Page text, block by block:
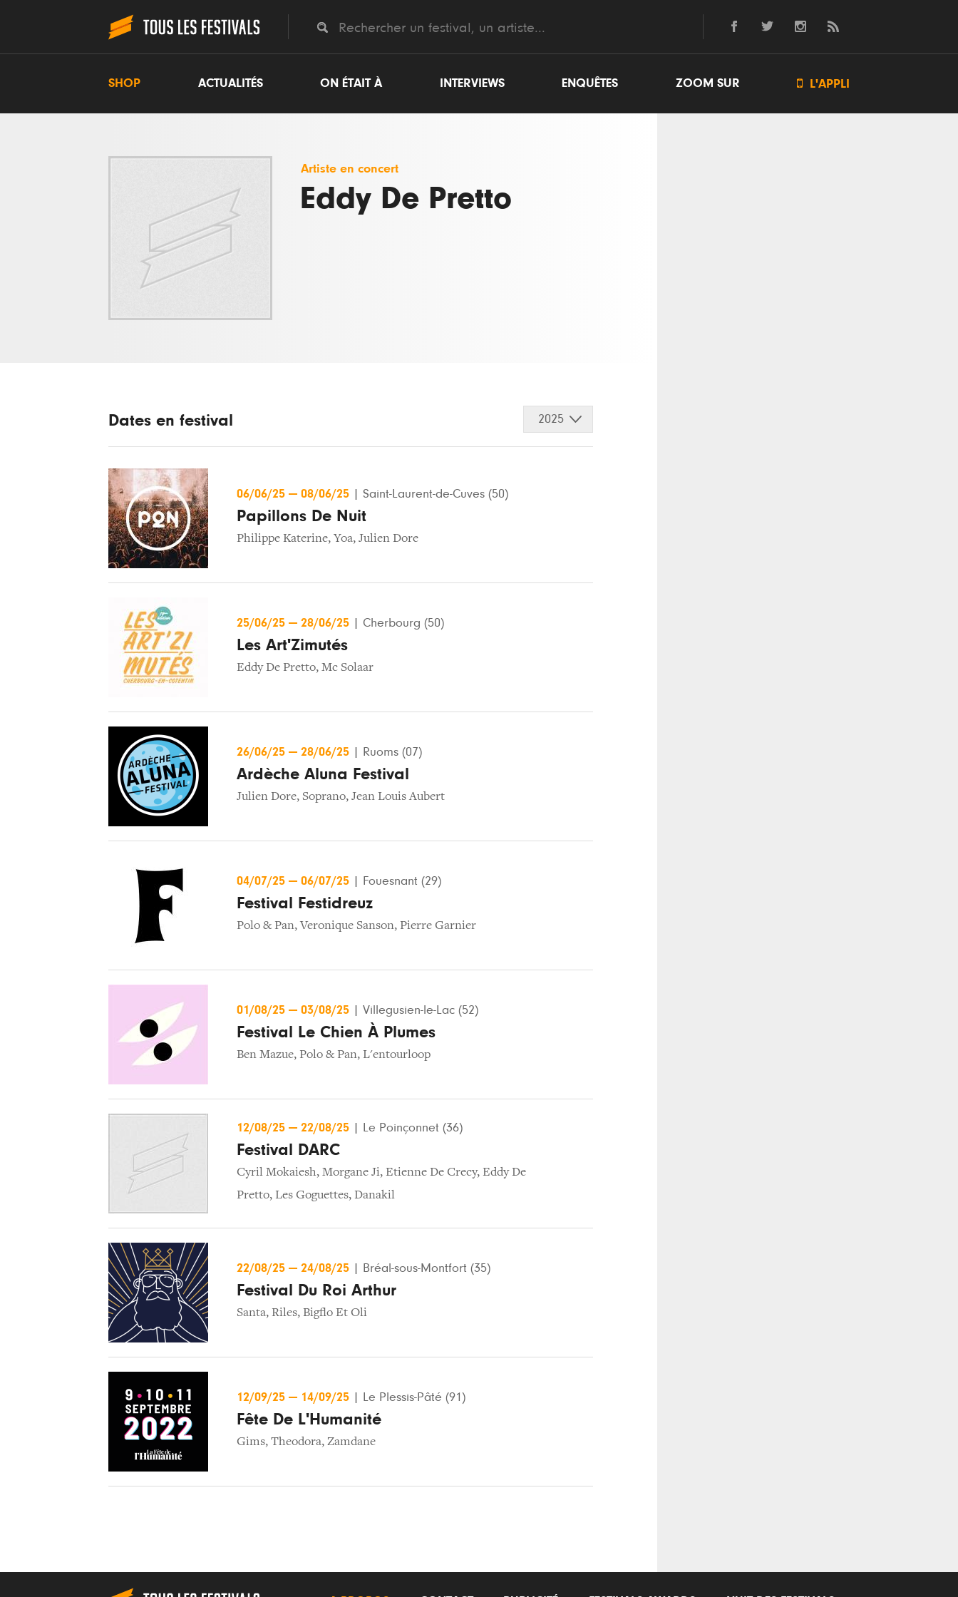
SHOP ACTUALITÉS ON ÉTAIT À INTERVIEWS ENQUÊTES ZOOM SUR  L'APPLI
Artiste en concert
Eddy De Pretto
Dates en festival 2025
06/06/25 — 08/06/25 Saint-Laurent-de-Cuves (50)
Papillons De Nuit
Philippe Katerine, Yoa, Julien Dore
25/06/25 — 28/06/25 Cherbourg (50)
Les Art'Zimutés
Eddy De Pretto, Mc Solaar
26/06/25 — 28/06/25 Ruoms (07)
Ardèche Aluna Festival
Julien Dore, Soprano, Jean Louis Aubert
04/07/25 — 06/07/25 Fouesnant (29)
Festival Festidreuz
Polo & Pan,Veronique Sanson, Pierre Garnier
01/08/25 — 03/08/25 Villegusien-le-Lac (52)
Festival Le Chien À Plumes
Ben Mazue, Polo & Pan, L'entourloop
12/08/25 — 22/08/25 Le Poinçonnet (36)
Festival DARC
Cyril Mokaiesh, Morgane Ji, Etienne De Crecy, Eddy De
Pretto, Les Goguettes, Danakil
22/08/25 — 24/08/25 Bréal-sous-Montfort (35)
Festival Du Roi Arthur
Santa, Riles, Bigflo Et Oli
12/09/25 — 14/09/25 Le Plessis-Pâté (91)
Fête De L'Humanité
Gims, Theodora, Zamdane